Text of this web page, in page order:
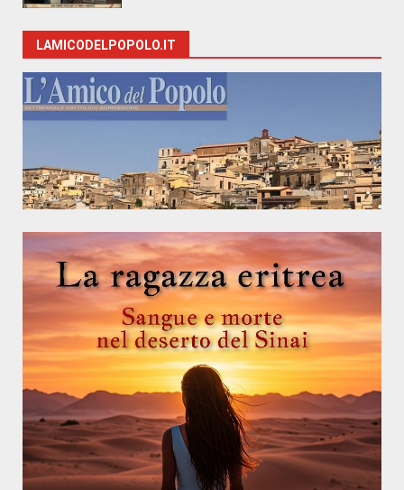
LAMICODELPOPOLO.IT